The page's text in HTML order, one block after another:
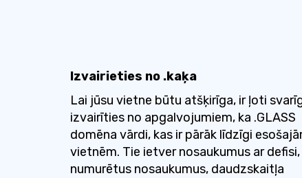
Izvairieties no .kaķa
Lai jūsu vietne būtu atšķirīga, ir ļoti
izvairīties no apgalvojumiem, ka .GLASS
domēna vārdi, kas ir pārāk līdzīgi
vietnēm. Tie ietver nosaukumus ar defisi,
numurētus nosaukumus, daudzskaitļa